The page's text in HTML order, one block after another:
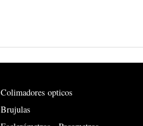
Colimadores opticos
Brujulas